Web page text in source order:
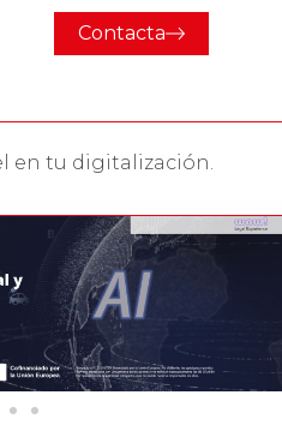
Contacta
en tu digitalización.